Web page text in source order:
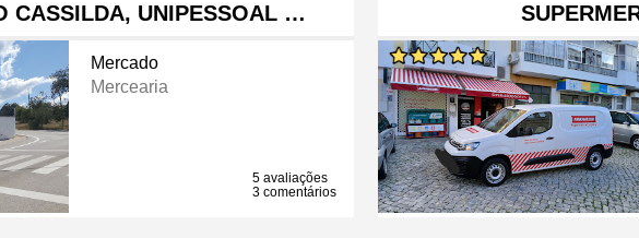
CASSILDA, UNIPESSOAL …
Mercado
Mercearia
5 avaliações
3 comentários